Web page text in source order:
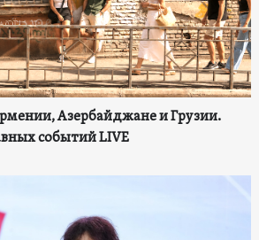
Азербайджане и Грузии.
событий LIVE